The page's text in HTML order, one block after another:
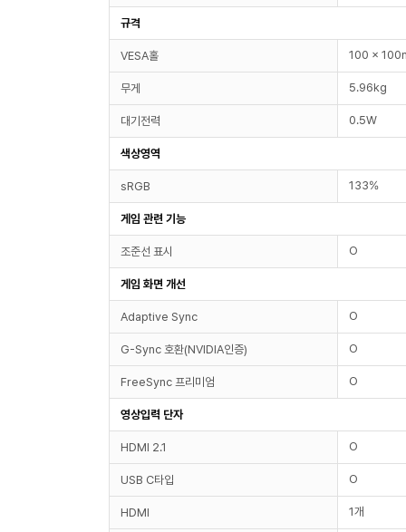
규격
VESA홀 100 x
무게 5.96kg
대기전력 0.5W
색상영역
sRGB 133%
게임 관련 기능
조준선 표시 O
게임 화면 개선
Adaptive Sync O
G-Sync 호환(NVIDIA인증) O
FreeSync 프리미엄 O
영상입력 단자
HDMI 2.1 O
USB C타입 O
HDMI 1개